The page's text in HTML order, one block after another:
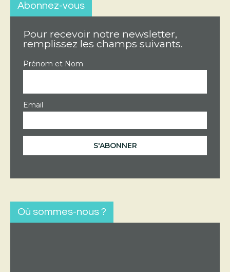
Abonnez-vous
Pour recevoir notre newsletter,
remplissez les champs suivants.
Prénom et Nom
Email
Où sommes-nous ?